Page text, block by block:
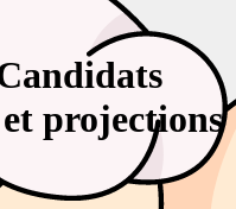
projections